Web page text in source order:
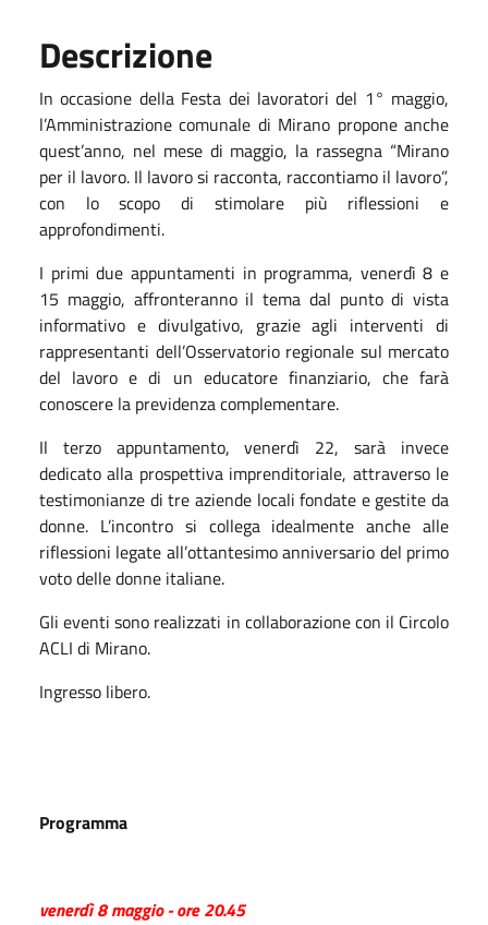
Descrizione
In occasione della Festa dei lavoratori del 1° maggio,
l’Amministrazione comunale di Mirano propone anche
quest’anno, nel mese di maggio, la rassegna “Mirano
per il lavoro. Il lavoro si racconta, raccontiamo il lavoro”,
con lo scopo di stimolare più riflessioni e
approfondimenti.
I primi due appuntamenti in programma, venerdì 8 e
15 maggio, affronteranno il tema dal punto di vista
informativo e divulgativo, grazie agli interventi di
rappresentanti dell’Osservatorio regionale sul mercato
del lavoro e di un educatore finanziario, che farà
conoscere la previdenza complementare.
Il terzo appuntamento, venerdì 22, sarà invece
dedicato alla prospettiva imprenditoriale, attraverso le
testimonianze di tre aziende locali fondate e gestite da
donne. L’incontro si collega idealmente anche alle
riflessioni legate all’ottantesimo anniversario del primo
voto delle donne italiane.
Gli eventi sono realizzati in collaborazione con il Circolo
ACLI di Mirano.
Ingresso libero.
Programma
venerdì 8 maggio - ore 20.45